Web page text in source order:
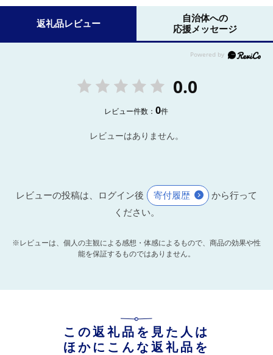
返礼品レビュー
自治体への
応援メッセージ
0.0
レビュー件数：0件
レビューはありません。
レビューの投稿は、ログイン後 寄付履歴
から行って
ください。
※レビューは、個人の主観による感想・体感によるもので、商品の効果や性
能を保証するものではありません。
この返礼品を見た人は
ほかにこんな返礼品を